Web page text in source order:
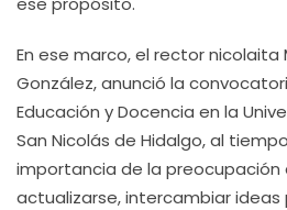
En ese marco, el rector nicolaita
González, anunció la
Educación y Docencia en la
San Nicolás de Hidalgo, al
importancia de la preocupación
actualizarse, intercambiar